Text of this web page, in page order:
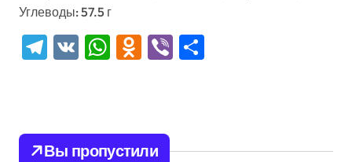
Углеводы: 57.5 г
Telegram
VK WhatsApp
Odnoklassniki
Viber
Вы пропустили